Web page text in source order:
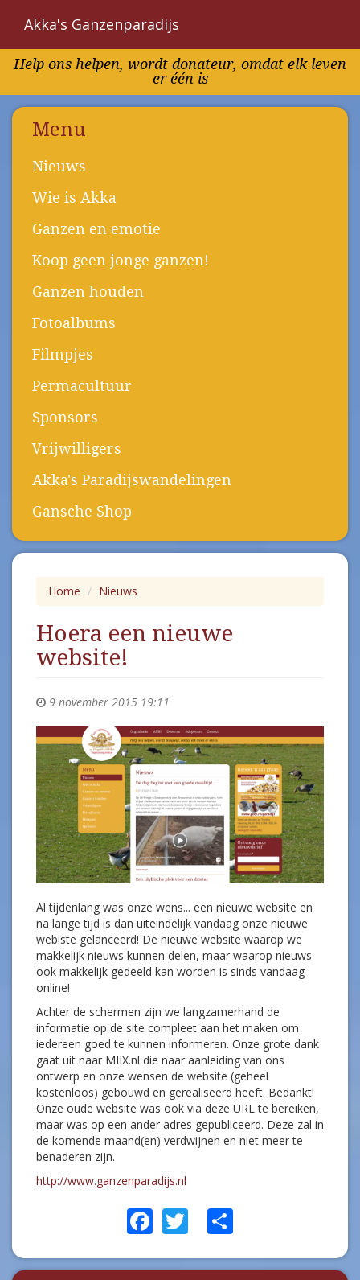
Overslaan
inhoud
Akka's Ganzenparadijs
Help ons helpen, wordt donateur, omdat elk leven
er één is
Menu
Nieuws
Wie is Akka
Ganzen en emotie
Koop geen jonge ganzen!
Ganzen houden
Fotoalbums
Filmpjes
Permacultuur
Sponsors
Vrijwilligers
Akka's Paradijswandelingen
Gansche Shop
Home Nieuws
Hoera een nieuwe
website!
9 november 2015 19:11
Al tijdenlang was onze wens... een nieuwe website en
na lange tijd is dan uiteindelijk vandaag onze nieuwe
webiste gelanceerd! De nieuwe website waarop we
makkelijk nieuws kunnen delen, maar waarop nieuws
ook makkelijk gedeeld kan worden is sinds vandaag
online!
Achter de schermen zijn we langzamerhand de
informatie op de site compleet aan het maken om
iedereen goed te kunnen informeren. Onze grote dank
gaat uit naar MIIX.nl die naar aanleiding van ons
ontwerp en onze wensen de website (geheel
kostenloos) gebouwd en gerealiseerd heeft. Bedankt!
Onze oude website was ook via deze URL te bereiken,
maar was op een ander adres gepubliceerd. Deze zal in
de komende maand(en) verdwijnen en niet meer te
benaderen zijn.
http://www.ganzenparadijs.nl
Facebook
Twitter